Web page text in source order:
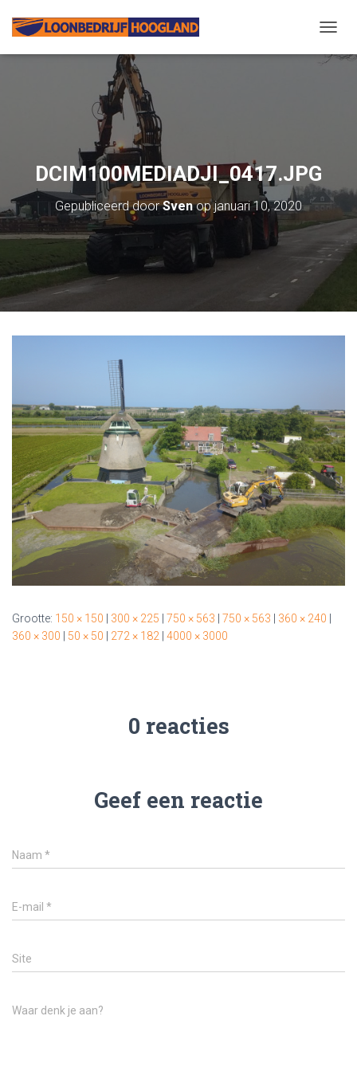
A
I
S
S
L
DCIM100MEDIADJI_0417.JPG
Gepubliceerd doorSvenopjanuari 10, 2020
Grootte: 150 × 150 | 300 × 225 | 750 × 563 | 750 × 563 | 360 × 240 |
360 × 300 | 50 × 50 | 272 × 182 | 4000 × 3000
0 reacties
Geef een reactie
Naam *
E-mail *
Site
Waar denk je aan?